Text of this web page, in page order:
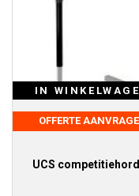
IN
OFFERTE
UCS